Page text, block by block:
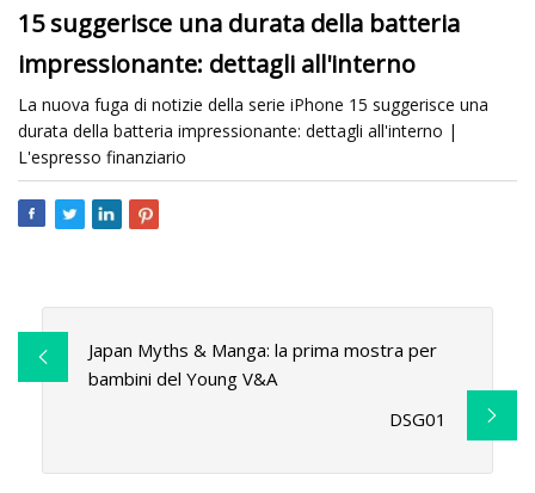
15 suggerisce una durata della batteria
impressionante: dettagli all'interno
La nuova fuga di notizie della serie iPhone 15 suggerisce una
durata della batteria impressionante: dettagli all'interno |
L'espresso finanziario
Japan Myths & Manga: la prima mostra per
bambini del Young V&A
DSG01